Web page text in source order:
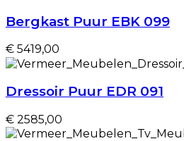
Bergkast Puur EBK 099
€ 5419,00
Dressoir Puur EDR 091
€ 2585,00